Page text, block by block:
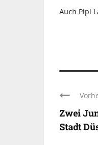
Auch Pipi
Zwei
Stadt